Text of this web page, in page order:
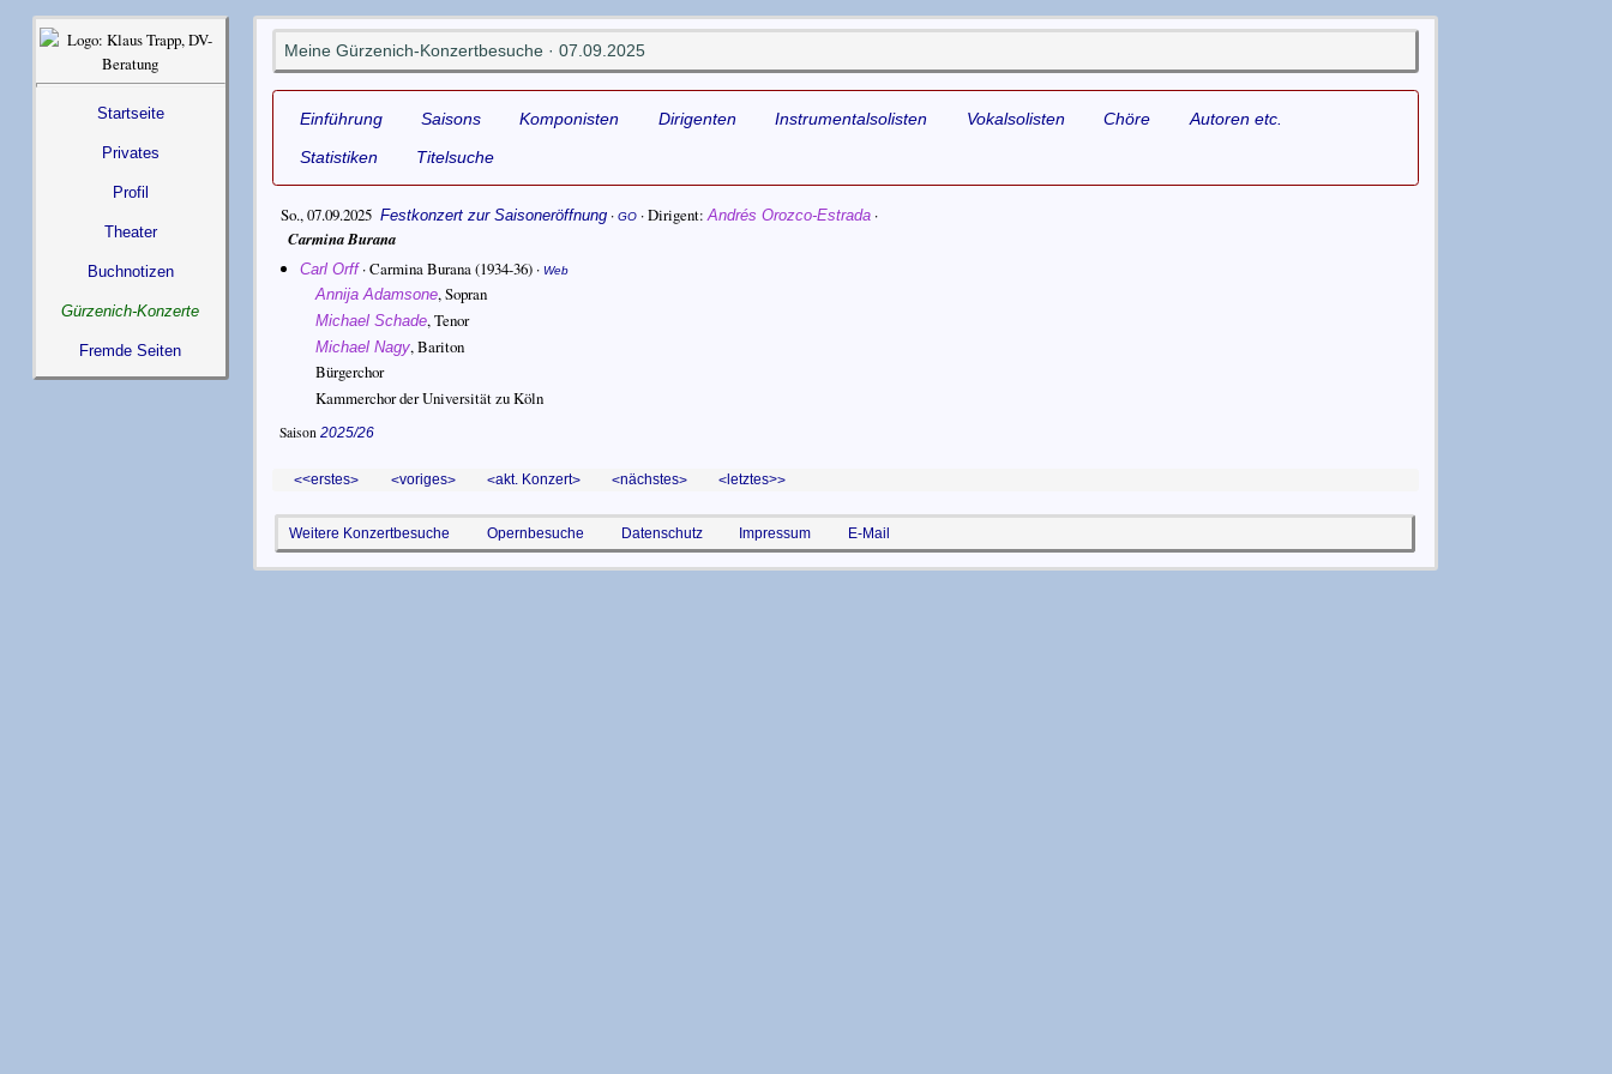
Startseite
Privates
Profil
Theater
Buchnotizen
Gürzenich-Konzerte
Fremde Seiten
Meine Gürzenich-Konzertbesuche · 07.09.2025
Einführung Saisons Komponisten Dirigenten Instrumentalsolisten Vokalsolisten Chöre
Autoren etc.
Statistiken
Titelsuche
So., 07.09.2025 Festkonzert zur Saisoneröffnung· GO·Dirigent Andrés Orozco-Estrada·
Carmina Burana
Carl Orff·Carmina Burana(1934-36) ·Web
Annija Adamsone,Sopran
Michael Schade,Tenor
Michael Nagy,Bariton
Bürgerchor
Kammerchor der Universität zu Köln
Saison 2025/26
<erstes voriges akt. Konzert nächstes letztes>
Weitere Konzertbesuche Opernbesuche Datenschutz Impressum E-Mail